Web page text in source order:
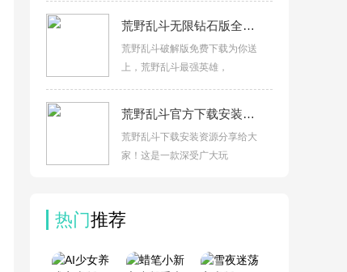
荒野乱斗无限钻石版全人物免费(Null’s Brawl)v66.293
荒野乱斗破解版免费下载为你送
上，荒野乱斗最强英雄，
荒野乱斗官方下载安装最新版v66.13.1
荒野乱斗下载安装资源分享给大
家！这是一款深受广大玩
热门推荐